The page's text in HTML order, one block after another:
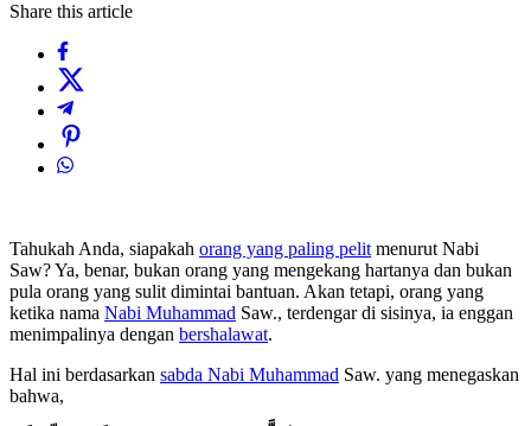
Share this article
Tahukah Anda, siapakah orang yang paling pelit menurut Nabi
Saw? Ya, benar, bukan orang yang mengekang hartanya dan bukan
pula orang yang sulit dimintai bantuan. Akan tetapi, orang yang
ketika nama Nabi Muhammad Saw., terdengar di sisinya, ia enggan
menimpalinya dengan bershalawat.
Hal ini berdasarkan sabda Nabi Muhammad Saw. yang menegaskan
bahwa,